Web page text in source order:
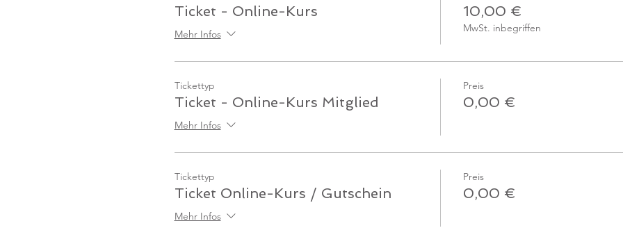
Ticket - Online-Kurs
Mehr Infos
10,00 €
MwSt. inbegriffen
Tickettyp
Ticket - Online-Kurs Mitglied
Mehr Infos
Preis
0,00 €
Tickettyp
Ticket Online-Kurs / Gutschein
Mehr Infos
Preis
0,00 €